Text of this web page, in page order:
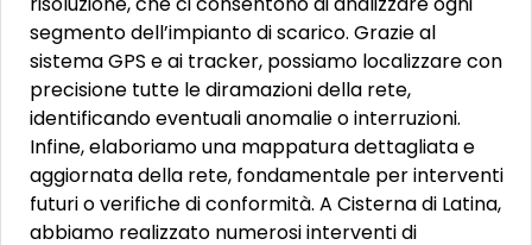
segmento dell’impianto di scarico. Grazie al
sistema GPS e ai tracker, possiamo localizzare con
precisione tutte le diramazioni della rete,
identificando eventuali anomalie o interruzioni.
Infine, elaboriamo una mappatura dettagliata e
aggiornata della rete, fondamentale per interventi
futuri o verifiche di conformità. A Cisterna di Latina,
abbiamo realizzato numerosi interventi di